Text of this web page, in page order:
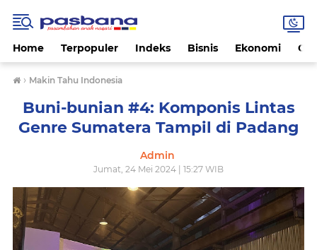
Home Terpopuler Indeks Bisnis Ekonomi
› Makin Tahu Indonesia
Buni-bunian #4: Komponis Lintas
Genre Sumatera Tampil di Padang
Admin
Jumat, 24 Mei 2024 | 15:27 WIB